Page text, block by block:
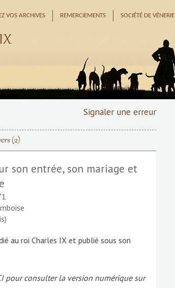
VOS ARCHIVES REMERCIEMENTS SOCIÉTÉ DE VÈNERIE
Signaler une erreur
(2)
son entrée, son mariage et
au roi Charles IX et publié sous son
pour consulter la version numérique sur